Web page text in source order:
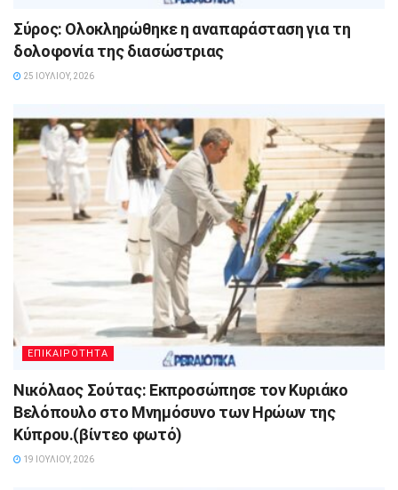
Σύρος: Ολοκληρώθηκε η αναπαράσταση για τη
δολοφονία της διασώστριας
25 ΙΟΥΛΊΟΥ, 2026
ΕΠΙΚΑΙΡΟΤΗΤΑ
Νικόλαος Σούτας: Εκπροσώπησε τον Κυριάκο
Βελόπουλο στο Μνημόσυνο των Ηρώων της
Κύπρου.(βίντεο φωτό)
19 ΙΟΥΛΊΟΥ, 2026